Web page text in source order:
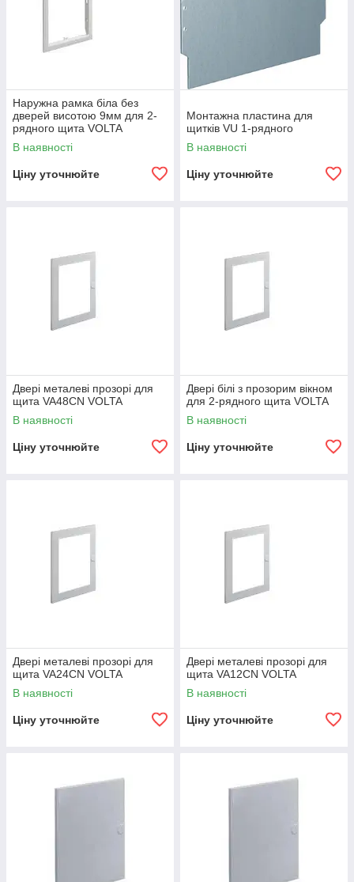
Наружна рамка біла без
дверей висотою 9мм для 2-
рядного щита VOLTA
В наявності
Ціну уточнюйте
Монтажна пластина для
щитків VU 1-рядного
В наявності
Ціну уточнюйте
Двері металеві прозорі для
щита VA48CN VOLTA
В наявності
Ціну уточнюйте
Двері білі з прозорим вікном
для 2-рядного щита VOLTA
В наявності
Ціну уточнюйте
Двері металеві прозорі для
щита VA24CN VOLTA
В наявності
Ціну уточнюйте
Двері металеві прозорі для
щита VA12CN VOLTA
В наявності
Ціну уточнюйте